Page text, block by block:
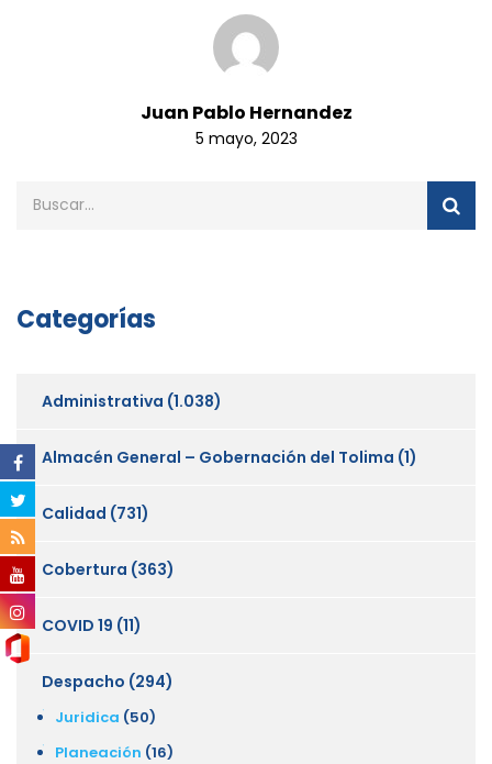
Juan Pablo Hernandez
5 mayo, 2023
Categorías
Administrativa (1.038)
Almacén General – Gobernación del Tolima (1)
Calidad (731)
Cobertura (363)
COVID 19 (11)
Despacho (294)
Juridica (50)
Planeación (16)